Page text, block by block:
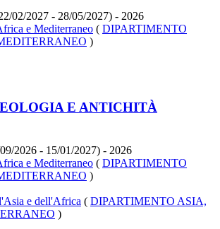
02/2027 - 28/05/2027) - 2026
e Mediterraneo ( DIPARTIMENTO
)
E ANTICHITÀ
2026 - 15/01/2027) - 2026
e Mediterraneo ( DIPARTIMENTO
)
e dell'Africa ( DIPARTIMENTO ASIA,
)